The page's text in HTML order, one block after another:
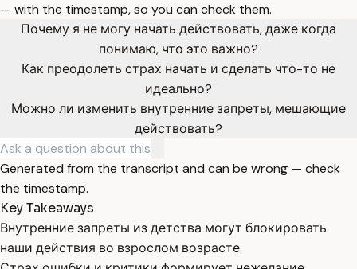
— with the timestamp, so you can check them.
Почему я не могу начать действовать, даже когда
понимаю, что это важно?
Как преодолеть страх начать и сделать что-то не
идеально?
Можно ли изменить внутренние запреты, мешающие
действовать?
Generated from the transcript and can be wrong — check
the timestamp.
Key Takeaways
Внутренние запреты из детства могут блокировать
наши действия во взрослом возрасте.